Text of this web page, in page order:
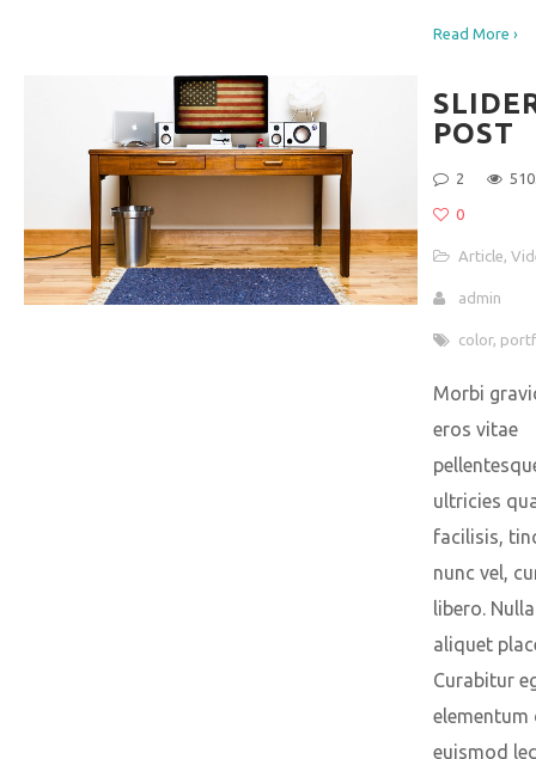
Read More ›
POST
2
0
Article
admin
color,
Morbi
eros vitae
ultricies
facilisis,
nunc vel,
libero.
aliquet
Curabitur
elementum
euismod